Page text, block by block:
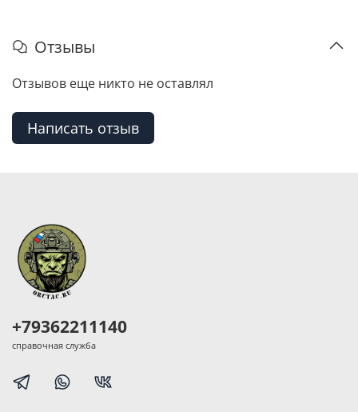
Отзывы
Отзывов еще никто не оставлял
Написать отзыв
+79362211140
справочная служба